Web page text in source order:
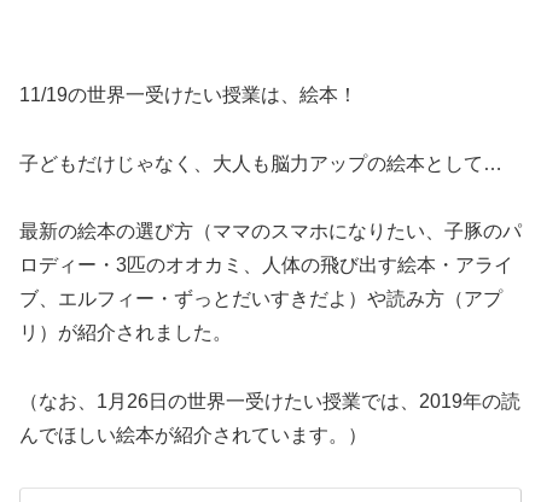
11/19の世界一受けたい授業は、絵本！
子どもだけじゃなく、大人も脳力アップの絵本として…
最新の絵本の選び方（ママのスマホになりたい、子豚のパ
ロディー・3匹のオオカミ、人体の飛び出す絵本・アライ
ブ、エルフィー・ずっとだいすきだよ）や読み方（アプ
リ）が紹介されました。
（なお、1月26日の世界一受けたい授業では、2019年の読
んでほしい絵本が紹介されています。）